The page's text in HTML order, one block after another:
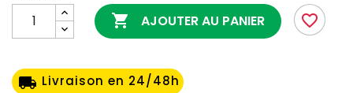
 AJOUTER AU PANIER favorite_border
local_shipping Livraison en 24/48h